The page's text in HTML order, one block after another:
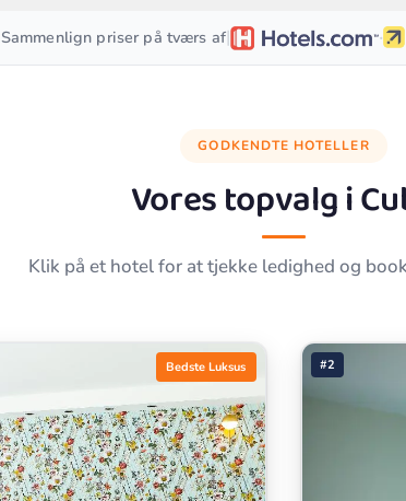
Sammenlign priser på tværs af| ·
GODKENDTE HOTELLER
Vores topvalg i
Klik på et hotel for at tjekke ledighed og
Bedste Luksus #2